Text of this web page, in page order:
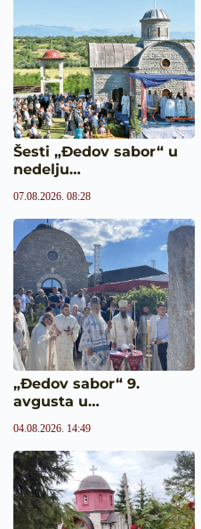
Šesti „Đedov sabor“ u
nedelju…
07.08.2026. 08:28
„Đedov sabor“ 9.
avgusta u…
04.08.2026. 14:49